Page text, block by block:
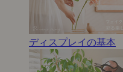
ディスプレイの基本